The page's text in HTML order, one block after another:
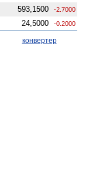
593,1500 -2.7000
24,5000 -0.2000
конвертер